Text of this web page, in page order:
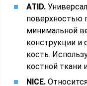
ATID.
поверхностью
минимальной
конструкции и
кость.
костной ткани
NICE.